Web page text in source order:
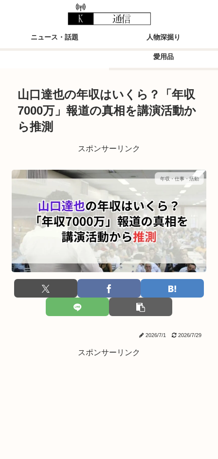
ニュース・話題 人物深掘り
愛用品
山口達也の年収はいくら？「年収
7000万」報道の真相を講演活動か
ら推測
スポンサーリンク
年収・仕事・活動
2026/7/1 2026/7/29
スポンサーリンク